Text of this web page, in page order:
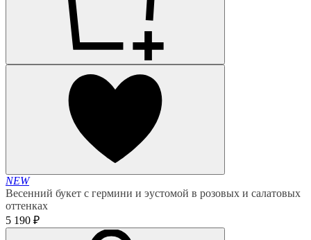
NEW
Весенний букет с гермини и эустомой в розовых и салатовых
оттенках
5 190 ₽